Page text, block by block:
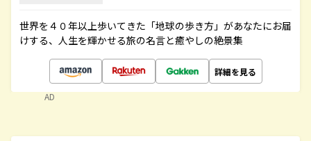
世界を４０年以上歩いてきた「地球の歩き方」があなたにお届
けする、人生を輝かせる旅の名言と癒やしの絶景集
詳細を見る
AD